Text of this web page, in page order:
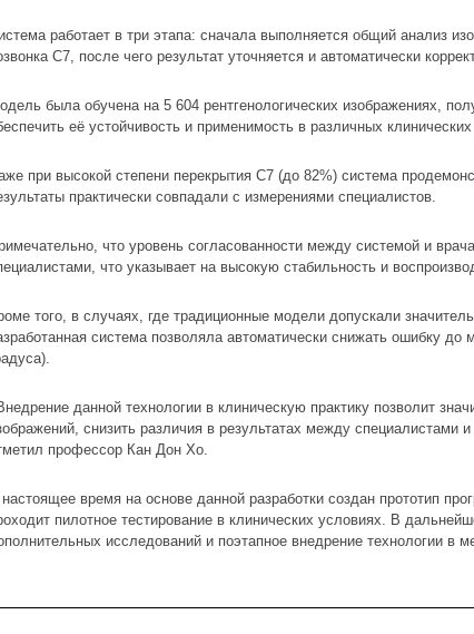
работает в три этапа: сначала выполняется общий анализ
C7, после чего результат уточняется и автоматически
была обучена на 5 604 рентгенологических изображениях,
её устойчивость и применимость в различных
при высокой степени перекрытия C7 (до 82%) система
практически совпадали с измерениями специалистов.
что уровень согласованности между системой и
что указывает на высокую стабильность и
того, в случаях, где традиционные модели допускали
система позволяла автоматически снижать ошибку до
данной технологии в клиническую практику позволит
снизить различия в результатах между специалистами
профессор Кан Дон Хо.
время на основе данной разработки создан прототип
пилотное тестирование в клинических условиях. В
исследований и поэтапное внедрение технологии в